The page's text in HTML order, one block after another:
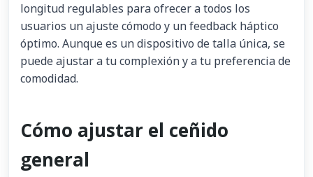
longitud regulables para ofrecer a todos los
usuarios un ajuste cómodo y un feedback háptico
óptimo. Aunque es un dispositivo de talla única, se
puede ajustar a tu complexión y a tu preferencia de
comodidad.
Cómo ajustar el ceñido
general